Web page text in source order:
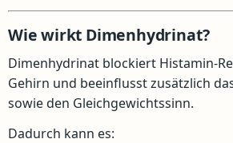
Wie wirkt Dimenhydrinat?
Dimenhydrinat blockiert Histamin-
Gehirn und beeinflusst zusätzlich
sowie den Gleichgewichtssinn.
Dadurch kann es: